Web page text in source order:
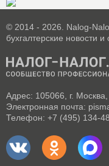
© 2014 - 2026. Nalog-
бухгалтерские новости и
Адрес: 105066, г.
Электронная почта:
Телефон: +7 (495) 134-